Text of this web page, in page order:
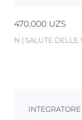
470.000 UZS
N | SALUTE DELLE